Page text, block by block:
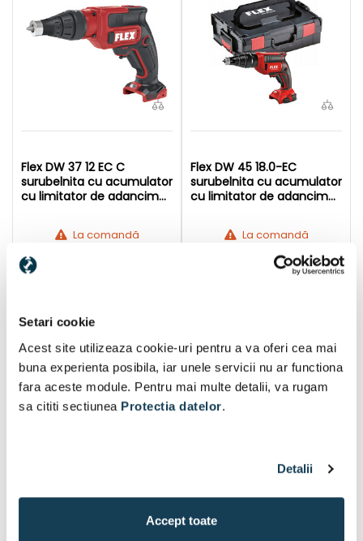
Setari cookie
Acest site utilizeaza cookie-uri pentru a va oferi cea mai
buna experienta posibila, iar unele servicii nu ar functiona
fara aceste module. Pentru mai multe detalii, va rugam
sa cititi sectiunea Protectia datelor.
Detalii
Accept toate
Flex DW 37 12 EC C
surubelnita cu acumulator
cu limitator de adancime
Fara acumulator si
incarcator | In L-Boxx
La comandă
Flex DW 45 18.0-EC
surubelnita cu acumulator
cu limitator de adancime
acumulator si incarcator |
In L-Boxx La comandă
1.719 Lei
1
1 / 3 pagini (41 articol)